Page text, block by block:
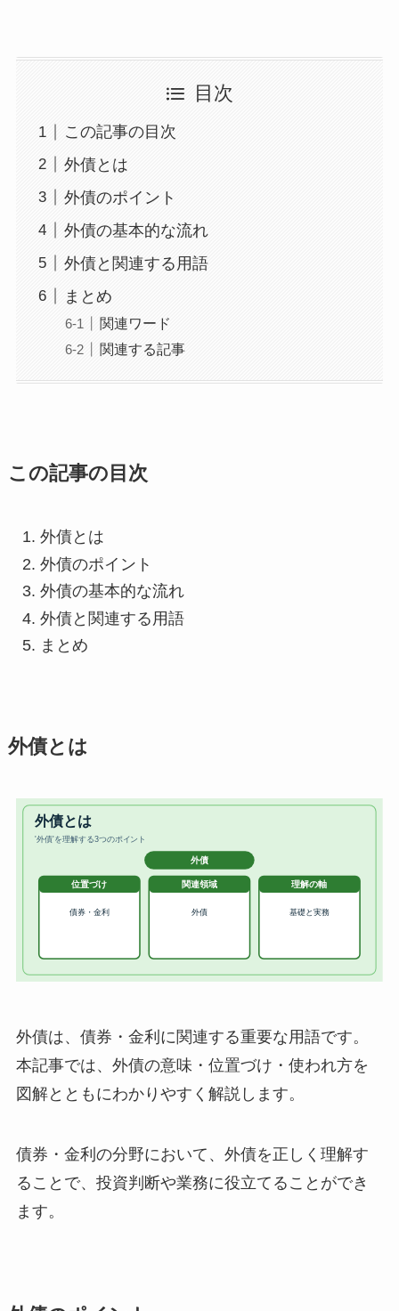
目次
この記事の目次
外債とは
外債のポイント
外債の基本的な流れ
外債と関連する用語
まとめ
関連ワード
関連する記事
この記事の目次
外債とは
外債のポイント
外債の基本的な流れ
外債と関連する用語
まとめ
外債とは
外債は、債券・金利に関連する重要な用語です。
本記事では、外債の意味・位置づけ・使われ方を
図解とともにわかりやすく解説します。
債券・金利の分野において、外債を正しく理解す
ることで、投資判断や業務に役立てることができ
ます。